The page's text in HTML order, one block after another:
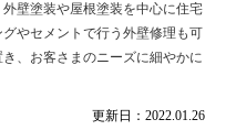
更新日：2022.01.26
壁塗装や屋根塗装を中心に住宅
やセメントで行う外壁修理も可
、お客さまのニーズに細やかに